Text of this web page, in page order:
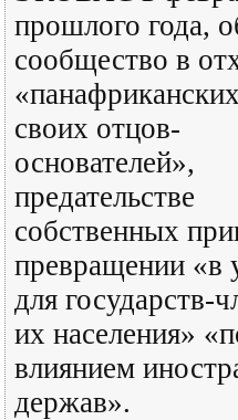
прошлого года,
сообщество в
своих отцов-
основателей»,
предательстве
собственных
превращении «в
для государств-
их населения»
влиянием
держав».